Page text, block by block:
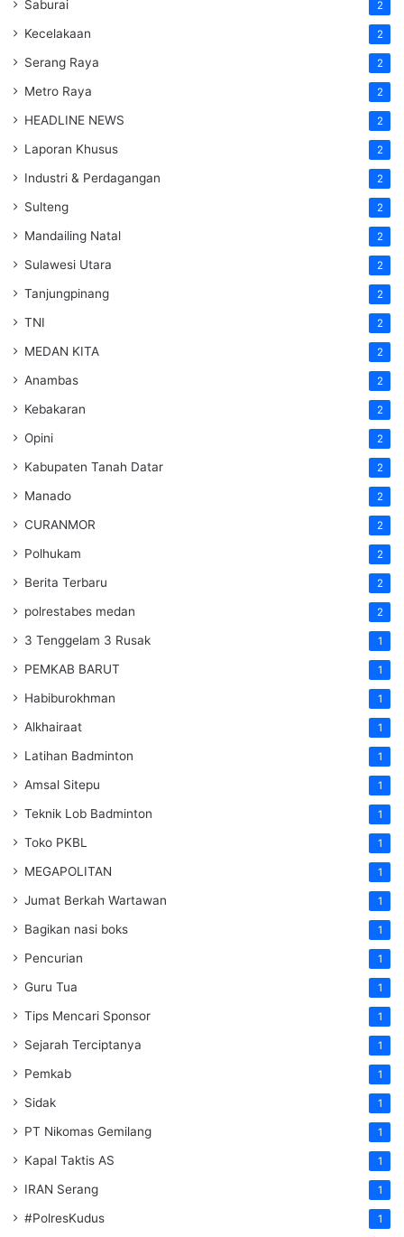
Saburai 2
Kecelakaan 2
Serang Raya 2
Metro Raya 2
HEADLINE NEWS 2
Laporan Khusus 2
Industri & Perdagangan 2
Sulteng 2
Mandailing Natal 2
Sulawesi Utara 2
Tanjungpinang 2
TNI 2
MEDAN KITA 2
Anambas 2
Kebakaran 2
Opini 2
Kabupaten Tanah Datar 2
Manado 2
CURANMOR 2
Polhukam 2
Berita Terbaru 2
polrestabes medan 2
3 Tenggelam 3 Rusak 1
PEMKAB BARUT 1
Habiburokhman 1
Alkhairaat 1
Latihan Badminton 1
Amsal Sitepu 1
Teknik Lob Badminton 1
Toko PKBL 1
MEGAPOLITAN 1
Jumat Berkah Wartawan 1
Bagikan nasi boks 1
Pencurian 1
Guru Tua 1
Tips Mencari Sponsor 1
Sejarah Terciptanya 1
Pemkab 1
Sidak 1
PT Nikomas Gemilang 1
Kapal Taktis AS 1
IRAN Serang 1
#PolresKudus 1